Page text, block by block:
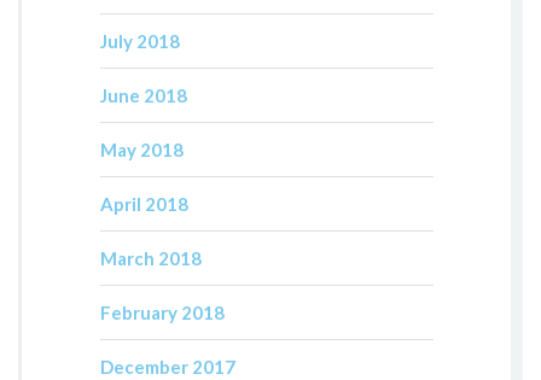
July 2018
June 2018
May 2018
April 2018
March 2018
February 2018
December 2017